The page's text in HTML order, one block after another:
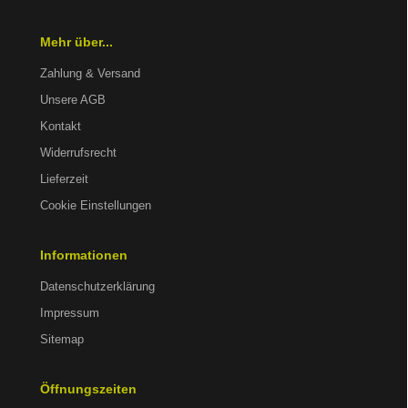
Mehr über...
Zahlung & Versand
Unsere AGB
Kontakt
Widerrufsrecht
Lieferzeit
Cookie Einstellungen
Informationen
Datenschutzerklärung
Impressum
Sitemap
Öffnungszeiten